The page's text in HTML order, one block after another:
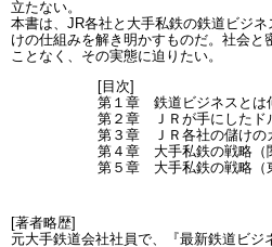
立たない。
本書は、JR各社と大手私鉄の鉄道ビジ
けの仕組みを解き明かすものだ。社会と
ことなく、その実態に迫りたい。
[目次]
第１章 鉄道ビジネスとは
第２章 ＪＲが手にしたド
第３章 ＪＲ各社の儲けの
第４章 大手私鉄の戦略（
第５章 大手私鉄の戦略（
[著者略歴]
元大手鉄道会社社員で、『最新鉄道ビジ